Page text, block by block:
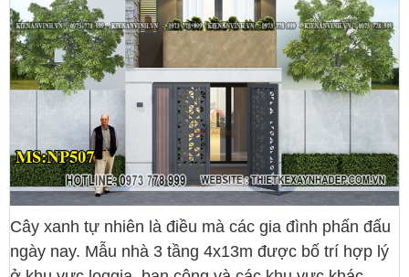
Cây xanh tự nhiên là điều mà các gia đình phấn đấu
ngày nay. Mẫu nhà 3 tầng 4x13m được bố trí hợp lý